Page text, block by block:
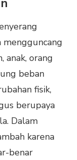
anak, orang
beban
fisik,
berupaya
Dalam
karena
benar